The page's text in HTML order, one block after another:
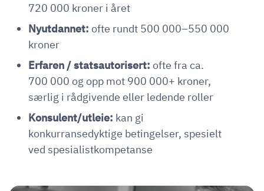
720 000 kroner i året
Nyutdannet: ofte rundt 500 000–550 000
kroner
Erfaren / statsautorisert: ofte fra ca.
700 000 og opp mot 900 000+ kroner,
særlig i rådgivende eller ledende roller
Konsulent/utleie: kan gi
konkurransedyktige betingelser, spesielt
ved spesialistkompetanse